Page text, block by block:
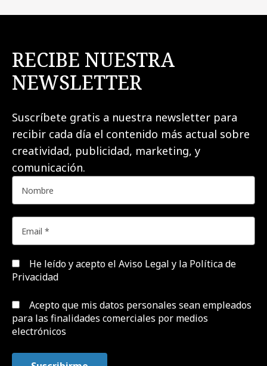
RECIBE NUESTRA
NEWSLETTER
Suscríbete gratis a nuestra newsletter para
recibir cada día el contenido más actual sobre
creatividad, publicidad, marketing, y
comunicación.
He leído y acepto el Aviso Legal y la Política de
Privacidad
Acepto que mis datos personales sean empleados
para las finalidades comerciales por medios
electrónicos